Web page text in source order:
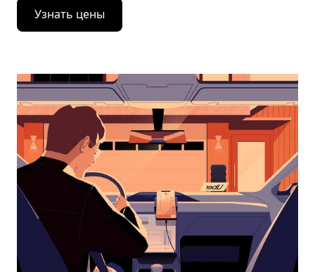
Нажмите
стрелку
вниз,
календарю
выбрать
дату.
Чтобы
закрыть
календарь,
нажмите
Esc.
Узнать цены